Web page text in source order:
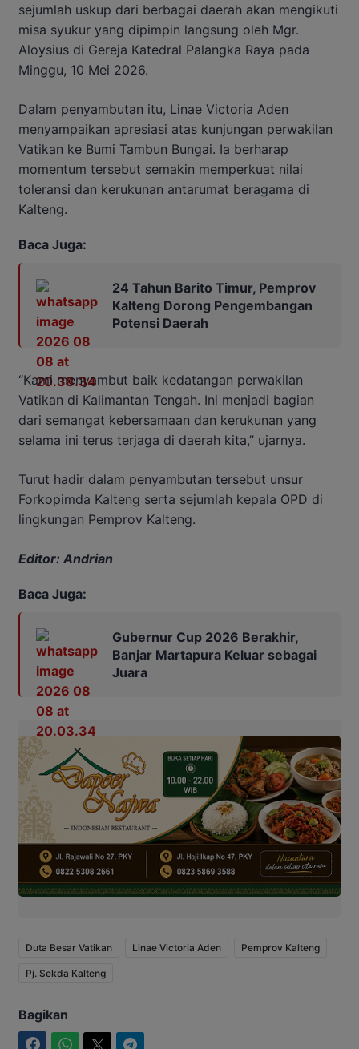
sejumlah uskup dari berbagai daerah akan mengikuti
misa syukur yang dipimpin langsung oleh Mgr.
Aloysius di Gereja Katedral Palangka Raya pada
Minggu, 10 Mei 2026.
Dalam penyambutan itu, Linae Victoria Aden
menyampaikan apresiasi atas kunjungan perwakilan
Vatikan ke Bumi Tambun Bungai. Ia berharap
momentum tersebut semakin memperkuat nilai
toleransi dan kerukunan antarumat beragama di
Kalteng.
Baca Juga:
24 Tahun Barito Timur, Pemprov
Kalteng Dorong Pengembangan
Potensi Daerah
“Kami menyambut baik kedatangan perwakilan
Vatikan di Kalimantan Tengah. Ini menjadi bagian
dari semangat kebersamaan dan kerukunan yang
selama ini terus terjaga di daerah kita,” ujarnya.
Turut hadir dalam penyambutan tersebut unsur
Forkopimda Kalteng serta sejumlah kepala OPD di
lingkungan Pemprov Kalteng.
Editor: Andrian
Baca Juga:
Gubernur Cup 2026 Berakhir,
Banjar Martapura Keluar sebagai
Juara
Duta Besar Vatikan Linae Victoria Aden Pemprov Kalteng
Pj. Sekda Kalteng
Bagikan